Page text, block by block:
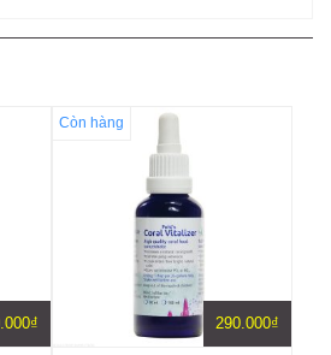
₫
Còn hàng
290.000₫